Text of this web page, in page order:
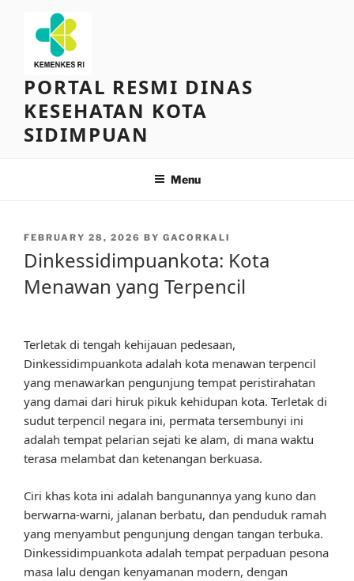
content
PORTAL RESMI DINAS
KESEHATAN KOTA
SIDIMPUAN
Menu
POSTED
FEBRUARY 28, 2026 BY GACORKALI
Dinkessidimpuankota: Kota
Menawan yang Terpencil
Terletak di tengah kehijauan pedesaan,
Dinkessidimpuankota adalah kota menawan terpencil
yang menawarkan pengunjung tempat peristirahatan
yang damai dari hiruk pikuk kehidupan kota. Terletak di
sudut terpencil negara ini, permata tersembunyi ini
adalah tempat pelarian sejati ke alam, di mana waktu
terasa melambat dan ketenangan berkuasa.
Ciri khas kota ini adalah bangunannya yang kuno dan
berwarna-warni, jalanan berbatu, dan penduduk ramah
yang menyambut pengunjung dengan tangan terbuka.
Dinkessidimpuankota adalah tempat perpaduan pesona
masa lalu dengan kenyamanan modern, dengan